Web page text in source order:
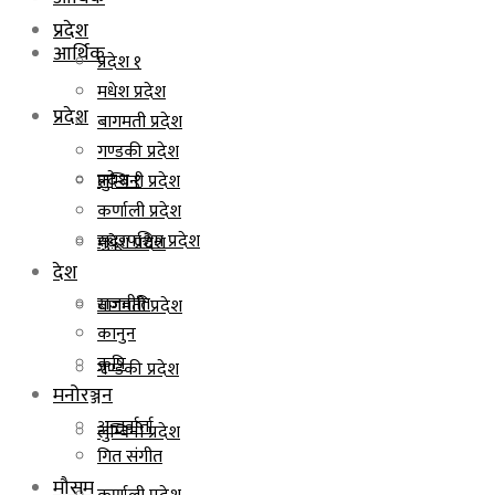
आर्थिक
प्रदेश
प्रदेश १
मधेश प्रदेश
बागमती प्रदेश
गण्डकी प्रदेश
लुम्बिनी प्रदेश
प्रदेश
प्रदेश १
मधेश प्रदेश
बागमती प्रदेश
गण्डकी प्रदेश
लुम्बिनी प्रदेश
कर्णाली प्रदेश
सुदूरपश्चिम प्रदेश
देश
राजनीति
कानुन
कृषि
मनोरञ्जन
अन्तर्वार्ता
गित संगीत
मौसम